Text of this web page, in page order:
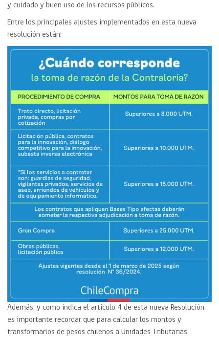
y cuidado y buen uso de los recursos públicos.
Entre los principales ajustes implementados en esta nueva
resolución están:
Además, y como indica el artículo 4 de esta nueva Resolución,
es importante recordar que para calcular los montos y
transformarlos de pesos chilenos a Unidades Tributarias